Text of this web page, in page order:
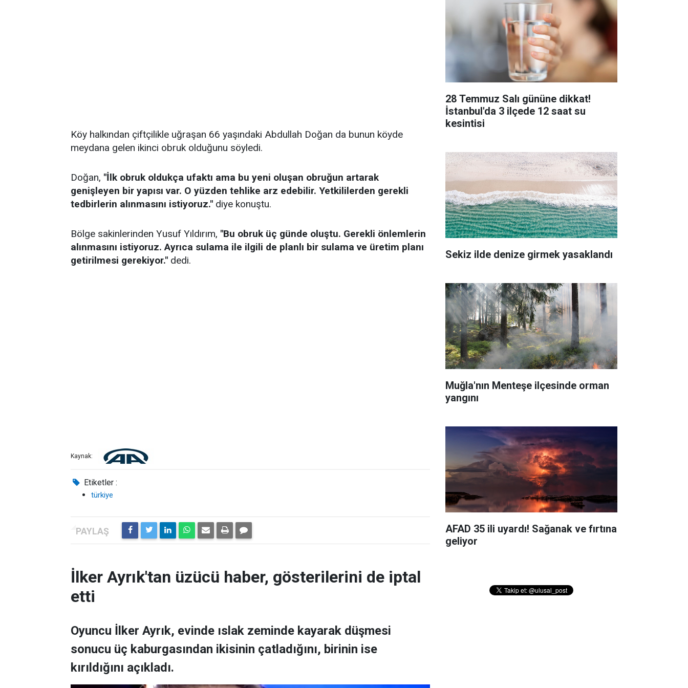
Köy halkından çiftçilikle uğraşan 66 yaşındaki Abdullah Doğan da bunun köyde
meydana gelen ikinci obruk olduğunu söyledi.
Doğan, "İlk obruk oldukça ufaktı ama bu yeni oluşan obruğun artarak
genişleyen bir yapısı var. O yüzden tehlike arz edebilir. Yetkililerden gerekli
tedbirlerin alınmasını istiyoruz." diye konuştu.
Bölge sakinlerinden Yusuf Yıldırım, "Bu obruk üç günde oluştu. Gerekli önlemlerin
alınmasını istiyoruz. Ayrıca sulama ile ilgili de planlı bir sulama ve üretim planı
getirilmesi gerekiyor." dedi.
Kaynak:
Etiketler :
türkiye
İlker Ayrık'tan üzücü haber, gösterilerini de iptal
etti
Oyuncu İlker Ayrık, evinde ıslak zeminde kayarak düşmesi
sonucu üç kaburgasından ikisinin çatladığını, birinin ise
kırıldığını açıkladı.
28 Temmuz Salı gününe dikkat!
İstanbul'da 3 ilçede 12 saat su
kesintisi
Sekiz ilde denize girmek yasaklandı
Muğla'nın Menteşe ilçesinde orman
yangını
AFAD 35 ili uyardı! Sağanak ve fırtına
geliyor